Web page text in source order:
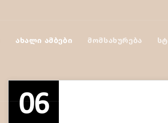
ᲐᲮᲐᲚᲘ ᲐᲛᲑᲔᲑᲘ ᲛᲝᲛᲡᲐᲮᲣᲠᲔᲑᲐ
06